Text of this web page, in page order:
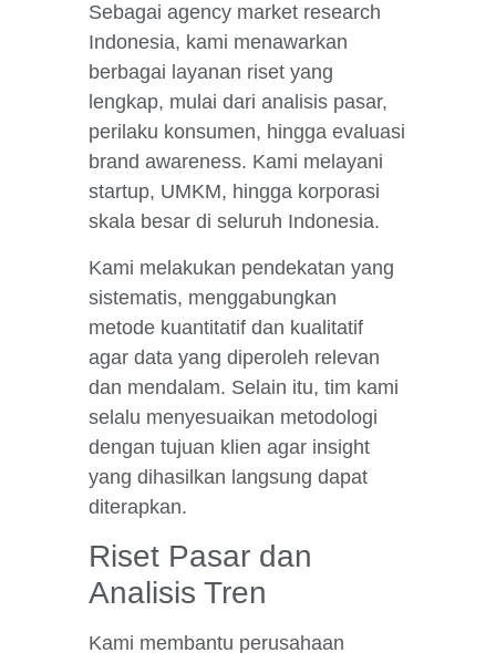
Sebagai agency market research
Indonesia, kami menawarkan
berbagai layanan riset yang
lengkap, mulai dari analisis pasar,
perilaku konsumen, hingga evaluasi
brand awareness. Kami melayani
startup, UMKM, hingga korporasi
skala besar di seluruh Indonesia.
Kami melakukan pendekatan yang
sistematis, menggabungkan
metode kuantitatif dan kualitatif
agar data yang diperoleh relevan
dan mendalam. Selain itu, tim kami
selalu menyesuaikan metodologi
dengan tujuan klien agar insight
yang dihasilkan langsung dapat
diterapkan.
Riset Pasar dan
Analisis Tren
Kami membantu perusahaan